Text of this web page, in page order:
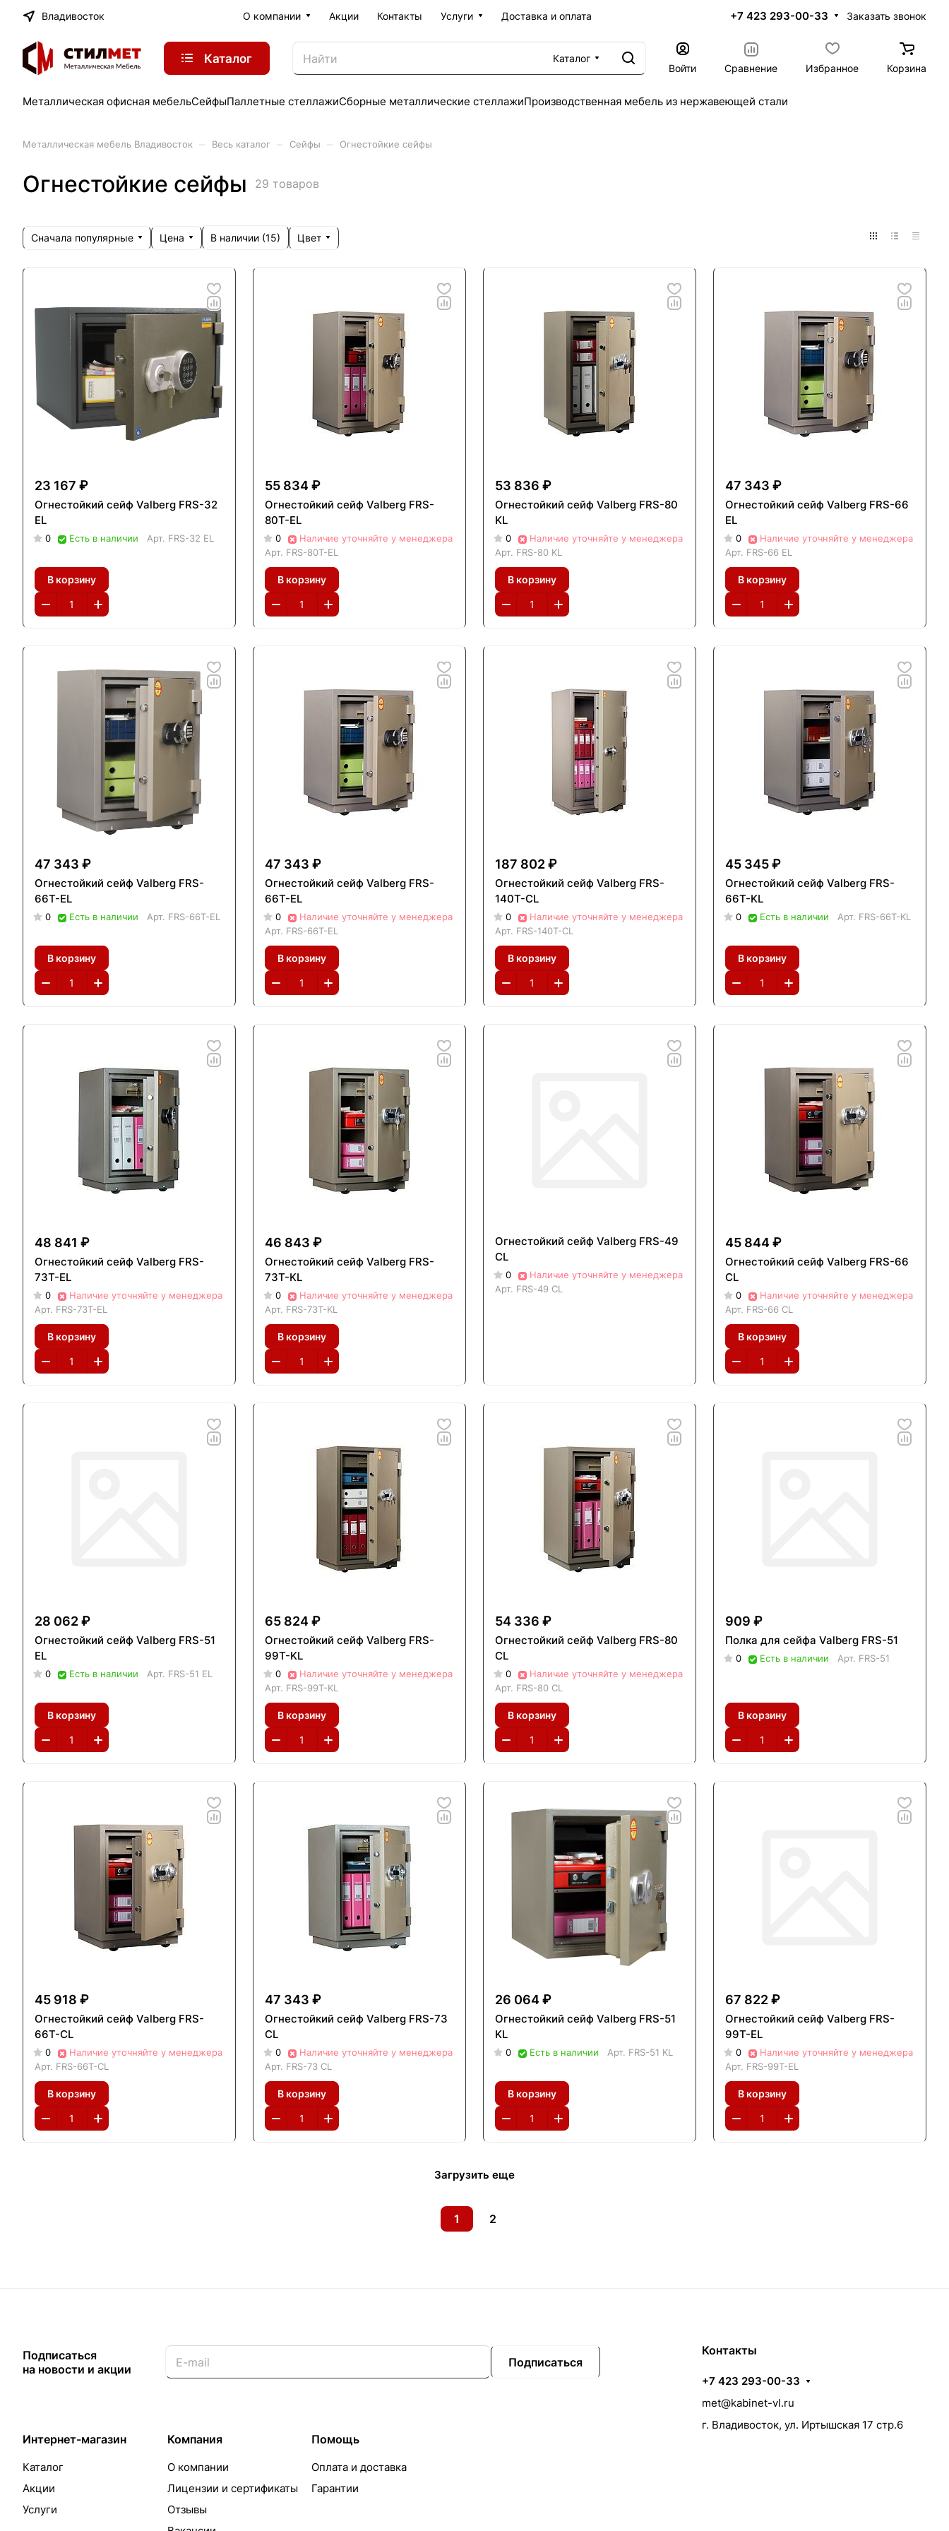
Владивосток О компании Акции Контакты Услуги Доставка и оплата +7 423 293-00-33 Заказать звонок
Каталог
Каталог
Войти
Сравнение Избранное Корзина
Металлическая офисная мебельСейфыПаллетные стеллажиСборные металлические стеллажиПроизводственная мебель из нержавеющей стали
Металлическая мебель Владивосток Весь каталог Сейфы Огнестойкие сейфы
Огнестойкие сейфы 29 товаров
Сначала популярные Цена В наличии (15) Цвет
23 167 ₽
Огнестойкий сейф Valberg FRS-32
ЕL
0 Есть в наличии Арт. FRS-32 ЕL
В корзину
55 834 ₽
Огнестойкий сейф Valberg FRS-
80T-EL
0
Наличие уточняйте у менеджера
Арт. FRS-80T-EL
В корзину
53 836 ₽
Огнестойкий сейф Valberg FRS-80
KL
0
Наличие уточняйте у менеджера
Арт. FRS-80 KL
В корзину
47 343 ₽
Огнестойкий сейф Valberg FRS-66
ЕL
0
Наличие уточняйте у менеджера
Арт. FRS-66 ЕL
В корзину
47 343 ₽
Огнестойкий сейф Valberg FRS-
66T-EL
0 Есть в наличии Арт. FRS-66T-EL
В корзину
47 343 ₽
Огнестойкий сейф Valberg FRS-
66T-EL
0
Наличие уточняйте у менеджера
Арт. FRS-66T-EL
В корзину
187 802 ₽
Огнестойкий сейф Valberg FRS-
140Т-CL
0
Наличие уточняйте у менеджера
Арт. FRS-140Т-CL
В корзину
45 345 ₽
Огнестойкий сейф Valberg FRS-
66T-KL
0 Есть в наличии Арт. FRS-66T-KL
В корзину
48 841 ₽
Огнестойкий сейф Valberg FRS-
73Т-EL
0
Наличие уточняйте у менеджера
Арт. FRS-73Т-EL
В корзину
46 843 ₽
Огнестойкий сейф Valberg FRS-
73Т-KL
0
Наличие уточняйте у менеджера
Арт. FRS-73Т-KL
В корзину
Огнестойкий сейф Valberg FRS-49
CL
0
Наличие уточняйте у менеджера
Арт. FRS-49 CL
45 844 ₽
Огнестойкий сейф Valberg FRS-66
CL
0
Наличие уточняйте у менеджера
Арт. FRS-66 CL
В корзину
28 062 ₽
Огнестойкий сейф Valberg FRS-51
EL
0 Есть в наличии Арт. FRS-51 EL
В корзину
65 824 ₽
Огнестойкий сейф Valberg FRS-
99T-KL
0
Наличие уточняйте у менеджера
Арт. FRS-99T-KL
В корзину
54 336 ₽
Огнестойкий сейф Valberg FRS-80
CL
0
Наличие уточняйте у менеджера
Арт. FRS-80 CL
В корзину
909 ₽
Полка для сейфа Valberg FRS-51
0 Есть в наличии Арт. FRS-51
В корзину
45 918 ₽
Огнестойкий сейф Valberg FRS-
66T-CL
0
Наличие уточняйте у менеджера
Арт. FRS-66T-CL
В корзину
47 343 ₽
Огнестойкий сейф Valberg FRS-73
CL
0
Наличие уточняйте у менеджера
Арт. FRS-73 CL
В корзину
26 064 ₽
Огнестойкий сейф Valberg FRS-51
KL
0 Есть в наличии Арт. FRS-51 KL
В корзину
67 822 ₽
Огнестойкий сейф Valberg FRS-
99T-EL
0
Наличие уточняйте у менеджера
Арт. FRS-99T-EL
В корзину
Загрузить еще
1 2
Подписаться
на новости и акции
Подписаться
Интернет-магазин
Каталог
Акции
Услуги
Компания
О компании
Лицензии и сертификаты
Отзывы
Помощь
Оплата и доставка
Гарантии
Контакты
+7 423 293-00-33
met@kabinet-vl.ru
г. Владивосток, ул. Иртышская 17 стр.6